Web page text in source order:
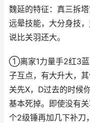
魏延的特征：真三拆
远晕技能，大分身技
说比关羽还大。
①离家1力量手2红3蓝
子互点，有大升大，
关先X，D过去的时候
基本死掉。即使没有
个2级锤再加几下补刀